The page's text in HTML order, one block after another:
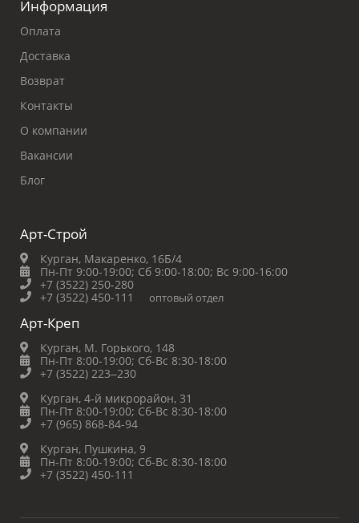
Информация
Оплата
Доставка
Возврат
Контакты
О компании
Вакансии
Блог
Арт-Строй
Курган, Макаренко, 16Б/4
Пн-Пт 9:00-19:00; Сб 9:00-18:00; Вс 9:00-16:00
+7 (3522) 250-280
+7 (3522) 450-111
оптовый отдел
Арт-Креп
Курган, М. Горького, 148
Пн-Пт 8:00-19:00; Сб-Вс 8:30-18:00
+7 (3522) 223‒230
Курган, 4-й микрорайон, 31
Пн-Пт 8:00-19:00; Сб-Вс 8:30-18:00
+7 (965) 868-84-94
Курган, Пушкина, 9
Пн-Пт 8:00-19:00; Сб-Вс 8:30-18:00
+7 (3522) 450-111